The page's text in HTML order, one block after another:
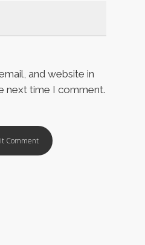
and website in
next time I comment.